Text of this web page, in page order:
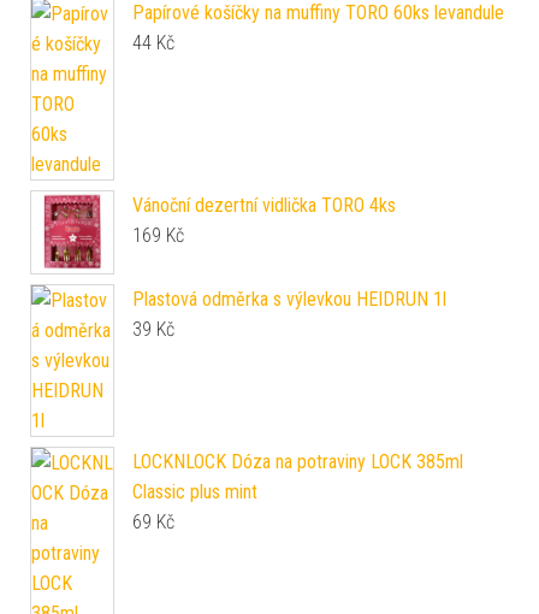
Papírové košíčky na muffiny TORO 60ks levandule
44 Kč
Vánoční dezertní vidlička TORO 4ks
169 Kč
Plastová odměrka s výlevkou HEIDRUN 1l
39 Kč
LOCKNLOCK Dóza na potraviny LOCK 385ml
Classic plus mint
69 Kč